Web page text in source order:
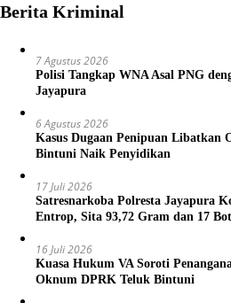
Berita Kriminal
7 Agustus 2026
Polisi Tangkap WNA Asal PNG
Jayapura
6 Agustus 2026
Kasus Dugaan Penipuan Libatkan
Bintuni Naik Penyidikan
17 Juli 2026
Satresnarkoba Polresta Jayapura
Entrop, Sita 93,72 Gram dan 17
16 Juli 2026
Kuasa Hukum VA Soroti
Oknum DPRK Teluk Bintuni